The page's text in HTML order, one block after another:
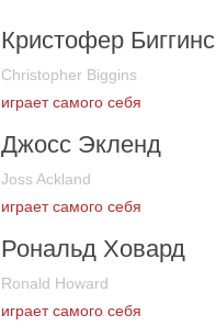
Кристофер Биггинс
Christopher Biggins
играет самого себя
Джосс Экленд
Joss Ackland
играет самого себя
Рональд Ховард
Ronald Howard
играет самого себя